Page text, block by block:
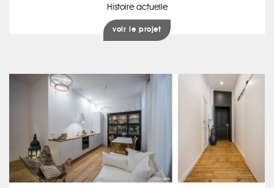
Histoire actuelle
voir le projet